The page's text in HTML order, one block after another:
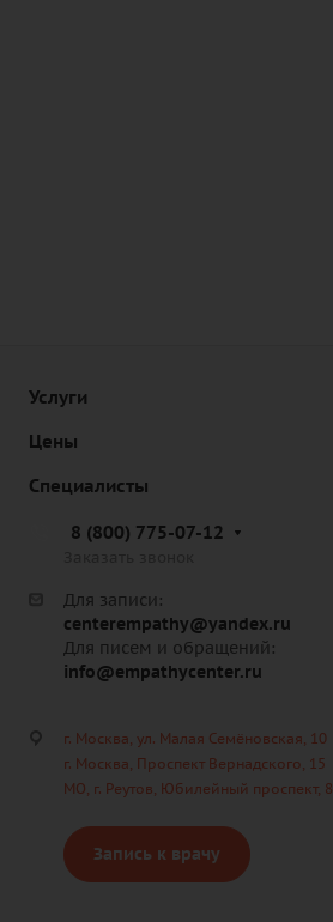
Услуги
Цены
Специалисты
8 (800) 775-07-12
Для записи:
centerempathy@yandex.ru
Для писем и обращений:
info@empathycenter.ru
г. Москва, ул. Малая Семёновская, 10
г. Москва, Проспект Вернадского, 15
МО, г. Реутов, Юбилейный проспект, 8
Запись к врачу